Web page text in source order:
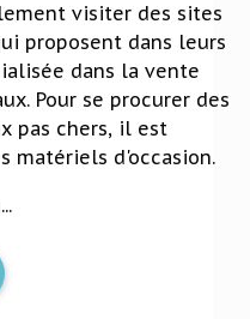
visiter des sites
proposent dans leurs
dans la vente
Pour se procurer des
pas chers, il est
matériels d'occasion.